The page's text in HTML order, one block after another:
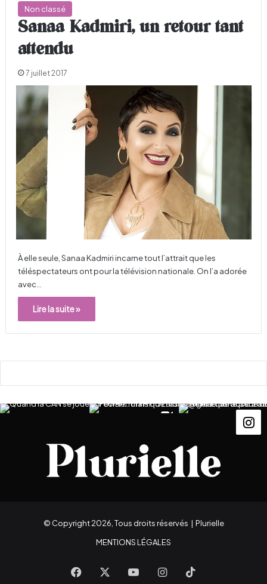
Non classé
Sanaa Kadmiri, un retour tant
attendu
7 juillet 2017
À elle seule, Sanaa Kadmiri incarne tout l’attrait que les
téléspectateurs ont pour la télévision nationale. On l’a adorée
avec…
Lire la suite »
© Copyright 2026, Tous droits réservés | Plurielle
MENTIONS LÉGALES
Facebook YouTubeInstagram